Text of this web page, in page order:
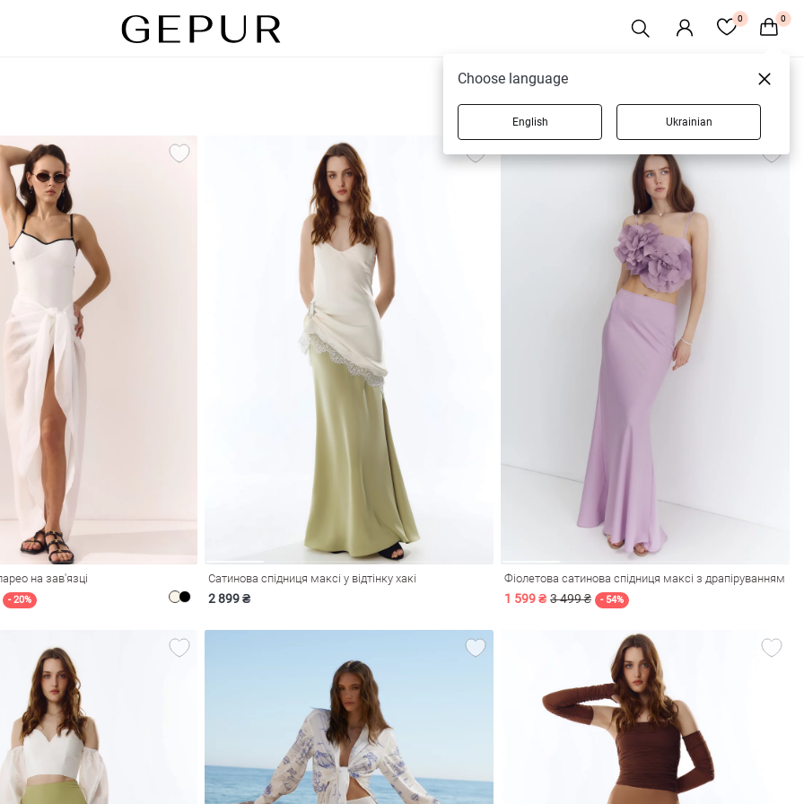
0 0
35 товарів
на зав'язці
- 20%
Сатинова спідниця максі у відтінку хакі
2 899 ₴
Фіолетова сатинова спідниця максі з драпіруванням
1 599 ₴ 3 499 ₴ - 54%
Choose language
English Ukrainian